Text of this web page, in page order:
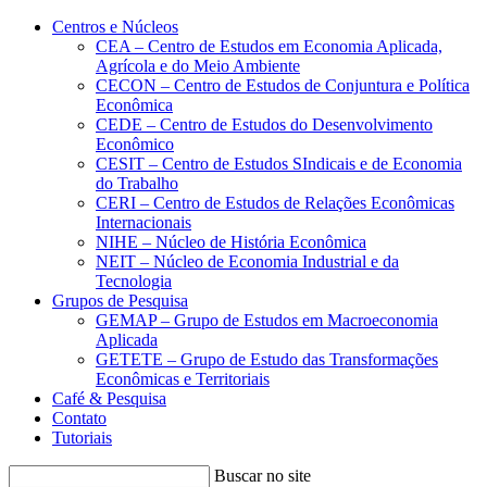
Conteúdo principal Menu principal
Centros e Núcleos
CEA – Centro de Estudos em Economia Aplicada,
Agrícola e do Meio Ambiente
CECON – Centro de Estudos de Conjuntura e Política
Econômica
CEDE – Centro de Estudos do Desenvolvimento
Econômico
CESIT – Centro de Estudos SIndicais e de Economia
do Trabalho
CERI – Centro de Estudos de Relações Econômicas
Internacionais
NIHE – Núcleo de História Econômica
NEIT – Núcleo de Economia Industrial e da
Tecnologia
Grupos de Pesquisa
GEMAP – Grupo de Estudos em Macroeconomia
Aplicada
GETETE – Grupo de Estudo das Transformações
Econômicas e Territoriais
Café & Pesquisa
Contato
Tutoriais
Buscar no site